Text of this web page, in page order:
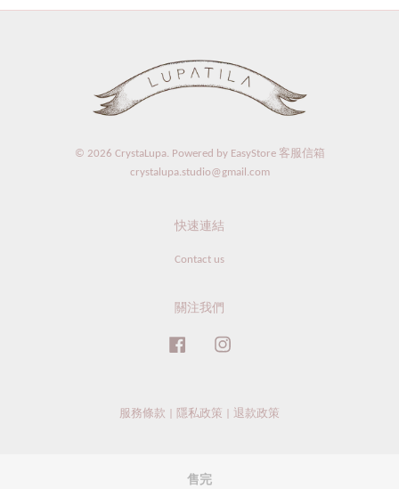
售完
© 2026 CrystaLupa. Powered by EasyStore客服信箱
crystalupa.studio@gmail.com
快速連結
Contact us
關注我們
Facebook
服務條款 隱私政策 退款政策